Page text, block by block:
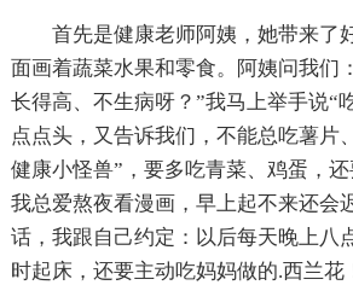
首先是健康老师阿姨，她带来了
面画着蔬菜水果和零食。阿姨问我们
长得高、不生病呀？”我马上举手说“
点点头，又告诉我们，不能总吃薯片
健康小怪兽”，要多吃青菜、鸡蛋，
我总爱熬夜看漫画，早上起不来还会
话，我跟自己约定：以后每天晚上八
时起床，还要主动吃妈妈做的.西兰花